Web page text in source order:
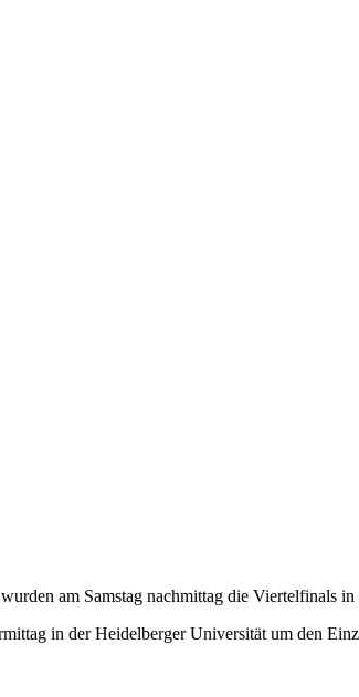
am Samstag nachmittag die Viertelfinals
in der Heidelberger Universität um den